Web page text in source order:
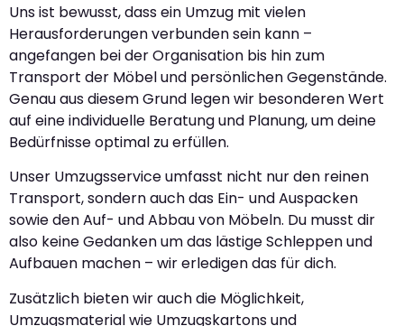
Uns ist bewusst, dass ein Umzug mit vielen
Herausforderungen verbunden sein kann –
angefangen bei der Organisation bis hin zum
Transport der Möbel und persönlichen Gegenstände.
Genau aus diesem Grund legen wir besonderen Wert
auf eine individuelle Beratung und Planung, um deine
Bedürfnisse optimal zu erfüllen.
Unser Umzugsservice umfasst nicht nur den reinen
Transport, sondern auch das Ein- und Auspacken
sowie den Auf- und Abbau von Möbeln. Du musst dir
also keine Gedanken um das lästige Schleppen und
Aufbauen machen – wir erledigen das für dich.
Zusätzlich bieten wir auch die Möglichkeit,
Umzugsmaterial wie Umzugskartons und